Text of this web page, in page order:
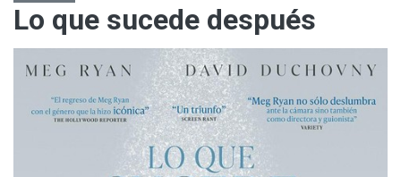
Lo que sucede después